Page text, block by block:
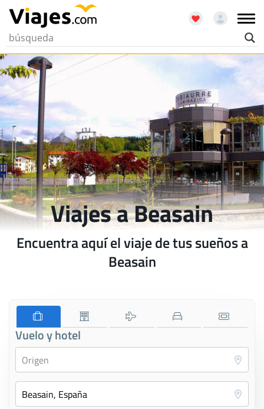
Viajes a Beasain
Encuentra aquí el viaje de tus sueños a
Beasain
Vuelo y hotel